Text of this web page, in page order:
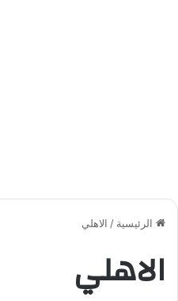
الرئيسية / الاهلي
الاهلي